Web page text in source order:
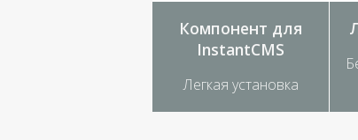
Компонент для
InstantCMS
Легкая установка